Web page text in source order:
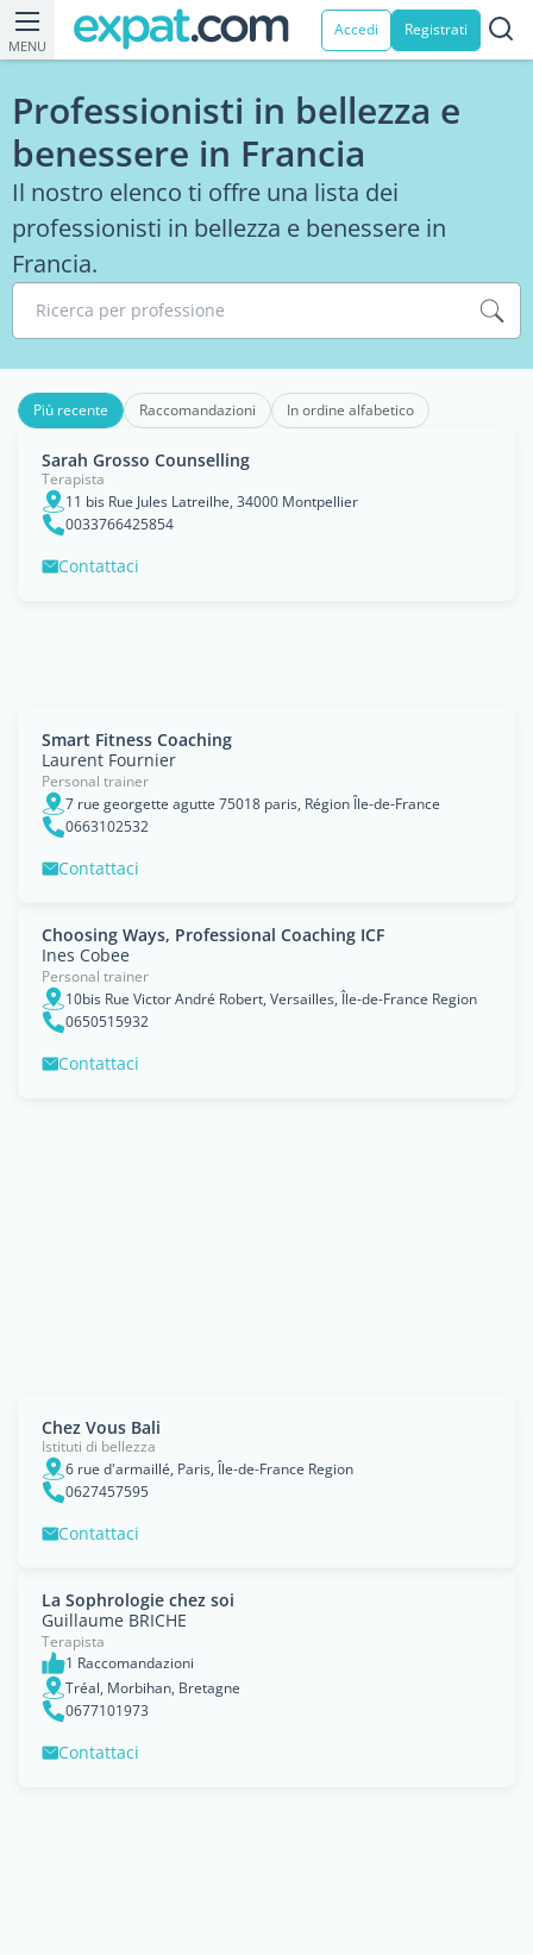
MENU
Accedi Registrati
Professionisti in bellezza e
benessere in Francia
Il nostro elenco ti offre una lista dei
professionisti in bellezza e benessere in
Francia.
Ricerca per professione
Più recente Raccomandazioni In ordine alfabetico
Sarah Grosso Counselling
Terapista
11 bis Rue Jules Latreilhe, 34000 Montpellier
0033766425854
Contattaci
Smart Fitness Coaching
Laurent Fournier
Personal trainer
7 rue georgette agutte 75018 paris, Région Île-de-France
0663102532
Contattaci
Choosing Ways, Professional Coaching ICF
Ines Cobee
Personal trainer
10bis Rue Victor André Robert, Versailles, Île-de-France Region
0650515932
Contattaci
Chez Vous Bali
Istituti di bellezza
6 rue d'armaillé, Paris, Île-de-France Region
0627457595
Contattaci
La Sophrologie chez soi
Guillaume BRICHE
Terapista
1 Raccomandazioni
Tréal, Morbihan, Bretagne
0677101973
Contattaci